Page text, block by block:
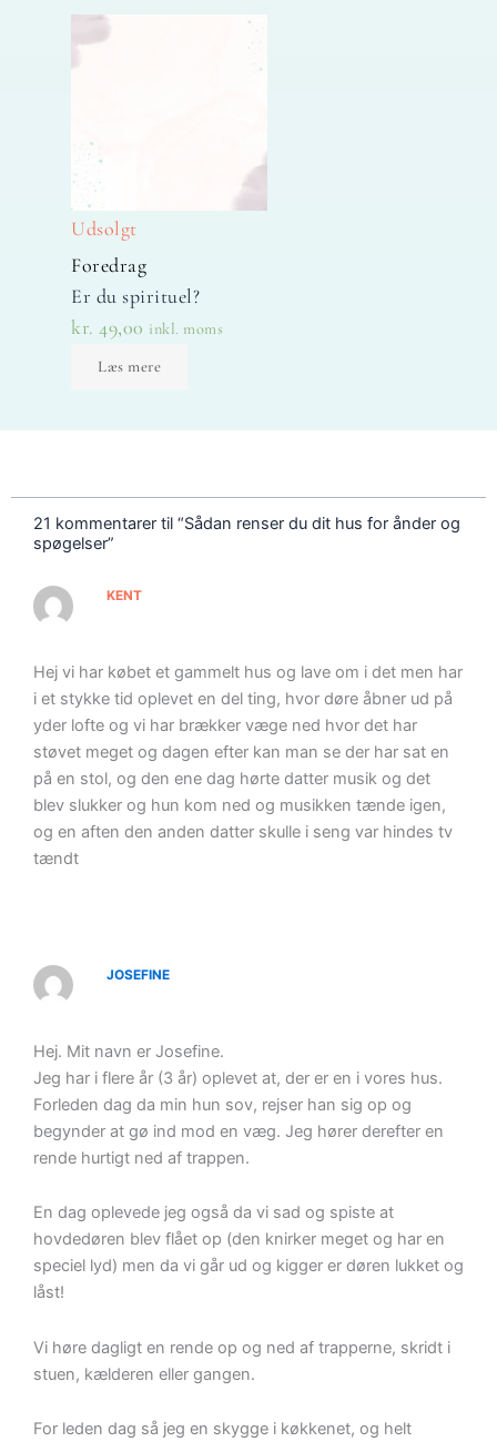
Udsolgt
Foredrag
Er du spirituel?
kr. 49,00 inkl. moms
Læs mere
21 kommentarer til “Sådan renser du dit hus for ånder og
spøgelser”
KENT
Hej vi har købet et gammelt hus og lave om i det men har
i et stykke tid oplevet en del ting, hvor døre åbner ud på
yder lofte og vi har brækker væge ned hvor det har
støvet meget og dagen efter kan man se der har sat en
på en stol, og den ene dag hørte datter musik og det
blev slukker og hun kom ned og musikken tænde igen,
og en aften den anden datter skulle i seng var hindes tv
tændt
JOSEFINE
Hej. Mit navn er Josefine.
Jeg har i flere år (3 år) oplevet at, der er en i vores hus.
Forleden dag da min hun sov, rejser han sig op og
begynder at gø ind mod en væg. Jeg hører derefter en
rende hurtigt ned af trappen.
En dag oplevede jeg også da vi sad og spiste at
hovdedøren blev flået op (den knirker meget og har en
speciel lyd) men da vi går ud og kigger er døren lukket og
låst!
Vi høre dagligt en rende op og ned af trapperne, skridt i
stuen, kælderen eller gangen.
For leden dag så jeg en skygge i køkkenet, og helt